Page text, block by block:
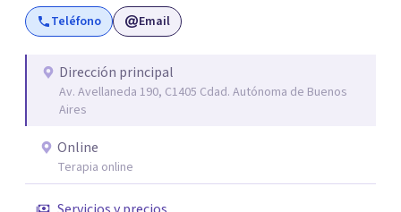
Teléfono Email
Dirección principal
Av. Avellaneda 190, C1405 Cdad. Autónoma de Buenos
Aires
Online
Terapia online